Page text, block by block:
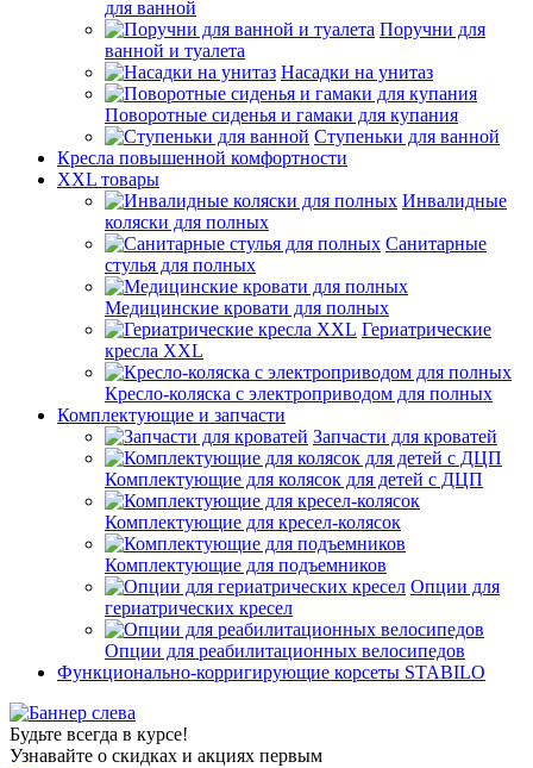
для ванной
Поручни для
ванной и туалета
Насадки на унитаз
Поворотные сиденья и гамаки для купания
Ступеньки для ванной
Кресла повышенной комфортности
XXL товары
Инвалидные
коляски для полных
Санитарные
стулья для полных
Медицинские кровати для полных
Гериатрические
кресла XXL
Кресло-коляска с электроприводом для полных
Комплектующие и запчасти
Запчасти для кроватей
Комплектующие для колясок для детей с ДЦП
Комплектующие для кресел-колясок
Комплектующие для подъемников
Опции для
гериатрических кресел
Опции для реабилитационных велосипедов
Функционально-корригирующие корсеты STABILO
Будьте всегда в курсе!
Узнавайте о скидках и акциях первым